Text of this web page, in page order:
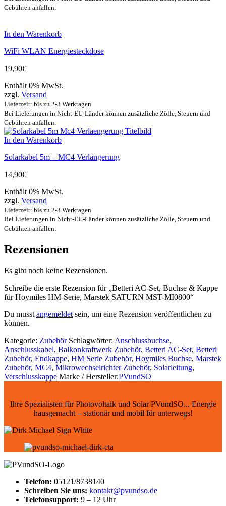
Gebühren anfallen.
In den Warenkorb
WiFi WLAN Energiesteckdose
19,90€
Enthält 0% MwSt.
zzgl. Versand
Lieferzeit: bis zu 2-3 Werktagen
Bei Lieferungen in Nicht-EU-Länder können zusätzliche Zölle, Steuern und
Gebühren anfallen.
In den Warenkorb
Solarkabel 5m – MC4 Verlängerung
14,90€
Enthält 0% MwSt.
zzgl. Versand
Lieferzeit: bis zu 2-3 Werktagen
Bei Lieferungen in Nicht-EU-Länder können zusätzliche Zölle, Steuern und
Gebühren anfallen.
Rezensionen
Es gibt noch keine Rezensionen.
Schreibe die erste Rezension für „Betteri AC-Set, Buchse & Kappe
für Hoymiles HM-Serie, Marstek SATURN MST-MI0800“
Du musst angemeldet sein, um eine Rezension veröffentlichen zu
können.
Kategorie: Zubehör Schlagwörter: Anschlussbuchse,
Anschlusskabel, Balkonkraftwerk Zubehör, Betteri AC-Set, Betteri
Zubehör, Endkappe, HM Serie Zubehör, Hoymiles Buchse, Marstek
Zubehör, MC4, Mikrowechselrichter Zubehör, Solarleitung,
Verschlusskappe Marke / Hersteller:PVundSO
Ihre Spezialisten für Photovoltaik und Solar PVundSO... Energie
hausgemacht – stationär und mobil für unterwegs!
Telefon: 05121/8738140
Schreiben Sie uns: kontakt@pvundso.de
Telefonsupport: 9 – 12 Uhr